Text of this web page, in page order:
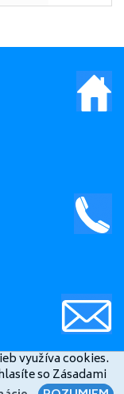
využíva cookies.
so Zásadami